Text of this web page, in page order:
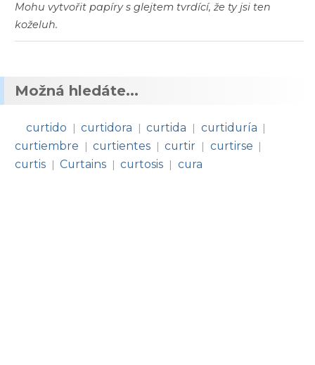
Mohu vytvořit papíry s glejtem tvrdící, že ty jsi ten
koželuh.
Možná hledáte...
curtido | curtidora | curtida | curtiduría |
curtiembre | curtientes | curtir | curtirse |
curtis | Curtains | curtosis | cura